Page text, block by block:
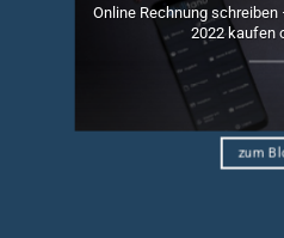
Online Rechnung
2022 kaufen
zum